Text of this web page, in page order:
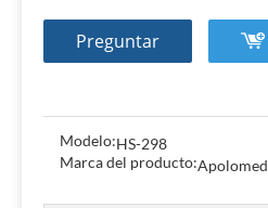
Preguntar
Modelo:HS-298
Marca del producto:Apolomed